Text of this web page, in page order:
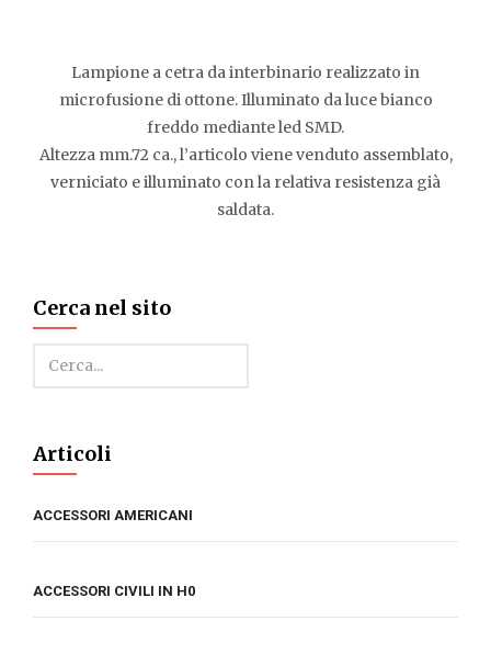
Lampione a cetra da interbinario realizzato in
microfusione di ottone. Illuminato da luce bianco
freddo mediante led SMD.
Altezza mm.72 ca., l’articolo viene venduto assemblato,
verniciato e illuminato con la relativa resistenza già
saldata.
Cerca nel sito
Cerca
Articoli
ACCESSORI AMERICANI
ACCESSORI CIVILI IN H0